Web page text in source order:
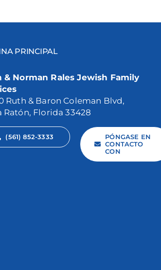
PRINCIPAL
& Norman Rales Jewish Family
Ruth & Baron Coleman Blvd,
Ratón, Florida 33428
(561) 852-3333
PÓNGASE EN
CONTACTO
CON